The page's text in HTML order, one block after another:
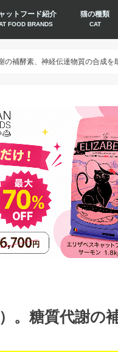
ットフード紹介
FOOD BRANDS
猫の種類
CAT
の補酵素、神経伝達物質の合成を
。糖質代謝の